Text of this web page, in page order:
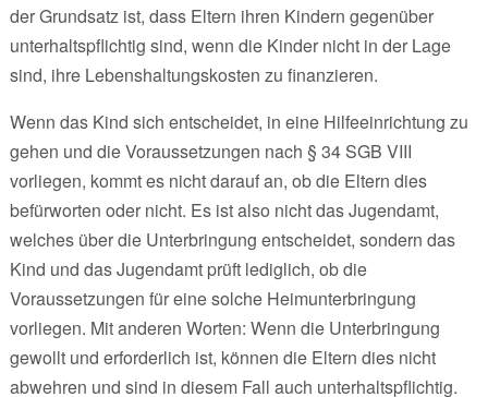
der Grundsatz ist, dass Eltern ihren Kindern gegenüber
unterhaltspflichtig sind, wenn die Kinder nicht in der Lage
sind, ihre Lebenshaltungskosten zu finanzieren.
Wenn das Kind sich entscheidet, in eine Hilfeeinrichtung zu
gehen und die Voraussetzungen nach § 34 SGB VIII
vorliegen, kommt es nicht darauf an, ob die Eltern dies
befürworten oder nicht. Es ist also nicht das Jugendamt,
welches über die Unterbringung entscheidet, sondern das
Kind und das Jugendamt prüft lediglich, ob die
Voraussetzungen für eine solche Heimunterbringung
vorliegen. Mit anderen Worten: Wenn die Unterbringung
gewollt und erforderlich ist, können die Eltern dies nicht
abwehren und sind in diesem Fall auch unterhaltspflichtig.